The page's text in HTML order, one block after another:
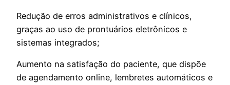
Redução de erros administrativos e clínicos,
graças ao uso de prontuários eletrônicos e
sistemas integrados;
Aumento na satisfação do paciente, que dispõe
de agendamento online, lembretes automáticos e